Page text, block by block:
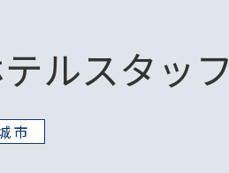
ルスタッフ
市